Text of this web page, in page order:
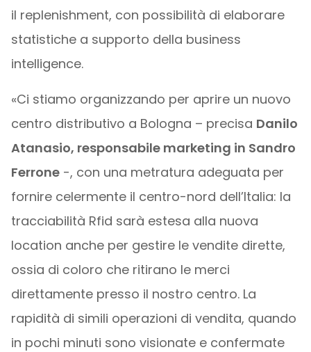
il replenishment, con possibilità di elaborare
statistiche a supporto della business
intelligence.
«Ci stiamo organizzando per aprire un nuovo
centro distributivo a Bologna – precisa Danilo
Atanasio, responsabile marketing in Sandro
Ferrone-, con una metratura adeguata per
fornire celermente il centro-nord dell’Italia: la
tracciabilità Rfid sarà estesa alla nuova
location anche per gestire le vendite dirette,
ossia di coloro che ritirano le merci
direttamente presso il nostro centro. La
rapidità di simili operazioni di vendita, quando
in pochi minuti sono visionate e confermate